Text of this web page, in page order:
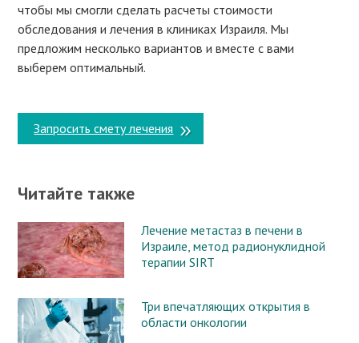
чтобы мы смогли сделать расчеты стоимости
обследования и лечения в клиниках Израиля. Мы
предложим несколько вариантов и вместе с вами
выберем оптимальный.
Запросить смету лечения
Читайте также
Лечение метастаз в печени в
Израиле, метод радионуклидной
терапии SIRT
Три впечатляющих открытия в
области онкологии